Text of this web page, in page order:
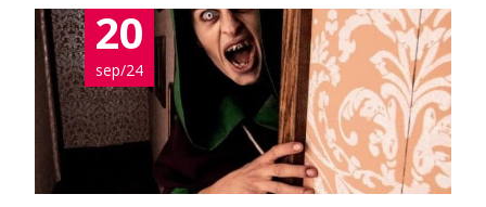
20
sep/24